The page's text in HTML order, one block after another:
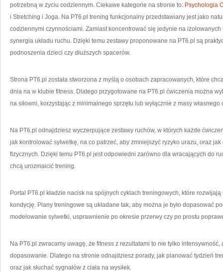
potrzebną w życiu codziennym. Ciekawe kategorie na stronie to: Psychologia
i Stretching i Joga. Na PT6.pl trening funkcjonalny przedstawiany jest jako
codziennymi czynnościami. Zamiast koncentrować się jedynie na
synergia układu ruchu. Dzięki temu zestawy proponowane na PT6.pl są
podnoszenia dzieci czy dłuższych spacerów.
Strona PT6.pl została stworzona z myślą o osobach zapracowanych, które
dnia na w klubie fitness. Dlatego przygotowane na PT6.pl ćwiczenia można
na siłowni, korzystając z minimalnego sprzętu lub wyłącznie z masy własnego
Na PT6.pl odnajdziesz wyczerpujące zestawy ruchów, w których każde
jak kontrolować sylwetkę, na co patrzeć, aby zmniejszyć ryzyko urazu, oraz
fizycznych. Dzięki temu PT6.pl jest odpowiedni zarówno dla wracających do
chcą urozmaicić trening.
Portal PT6.pl kładzie nacisk na spójnych cyklach treningowych, które
kondycję. Plany treningowe są układane tak, aby można je było dopasować
modelowanie sylwetki, usprawnienie po okresie przerwy czy po prostu
Na PT6.pl zwracamy uwagę, że fitness z rezultatami to nie tylko
dopasowanie. Dlatego na stronie odnajdziesz porady, jak planować tydzień
oraz jak słuchać sygnałów z ciała na wysiłek.